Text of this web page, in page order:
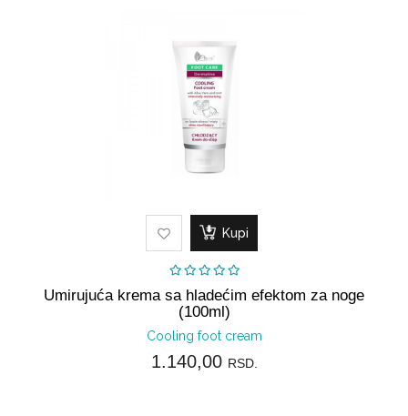
Kupi
Umirujuća krema sa hladećim efektom za noge
(100ml)
Cooling foot cream
1.140,00 RSD.